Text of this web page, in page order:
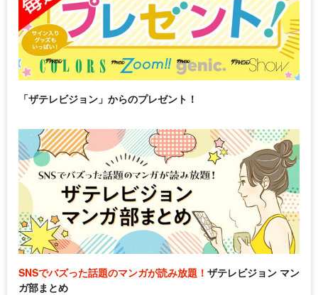
「ザテレビジョン」からのプレゼント！
SNSでバズった話題のマンガが読み放題！ ザテレビジョン マン
ガ部まとめ